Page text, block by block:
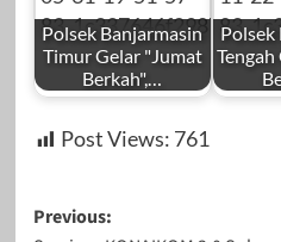
Polsek Banjarmasin
Timur Gelar "Jumat
Berkah",…
Polsek
Post Views: 761
Post
Previous: